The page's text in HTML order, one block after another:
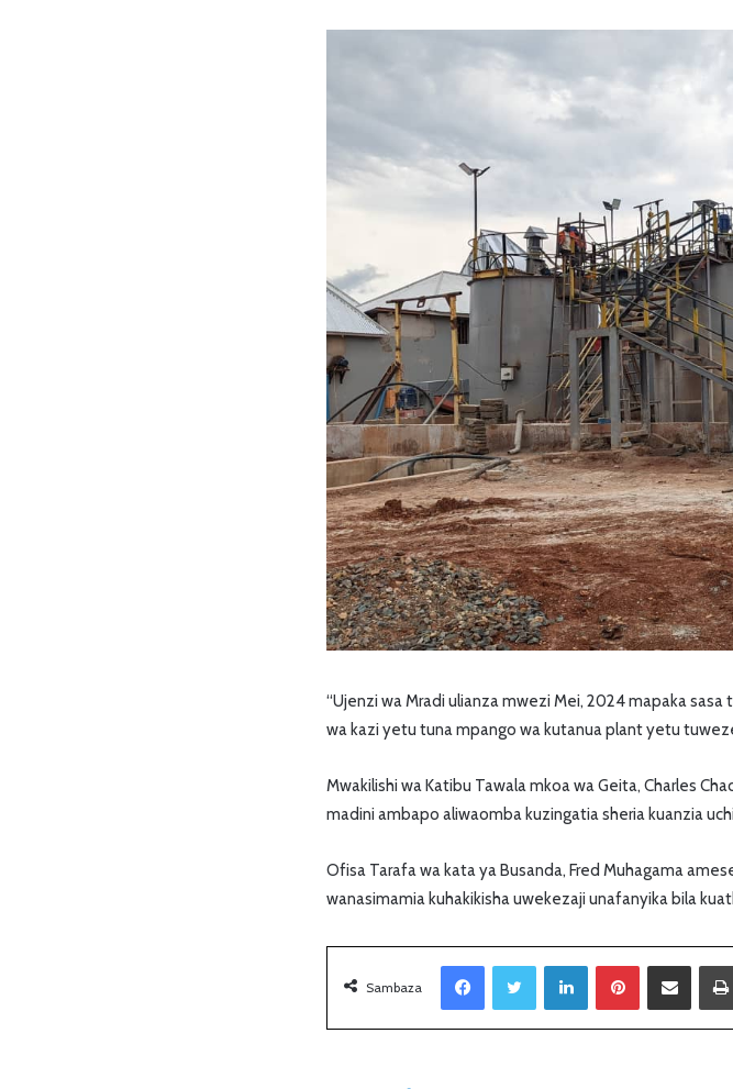
“Ujenzi wa Mradi ulianza mwezi Mei, 2024 mapaka
wa kazi yetu tuna mpango wa kutanua plant yetu
Mwakilishi wa Katibu Tawala mkoa wa Geita, Charles
madini ambapo aliwaomba kuzingatia sheria kuanzia
Ofisa Tarafa wa kata ya Busanda, Fred Muhagama
wanasimamia kuhakikisha uwekezaji unafanyika bila
Sambaza
LinkedIn Sambaza kupitia barua pepe